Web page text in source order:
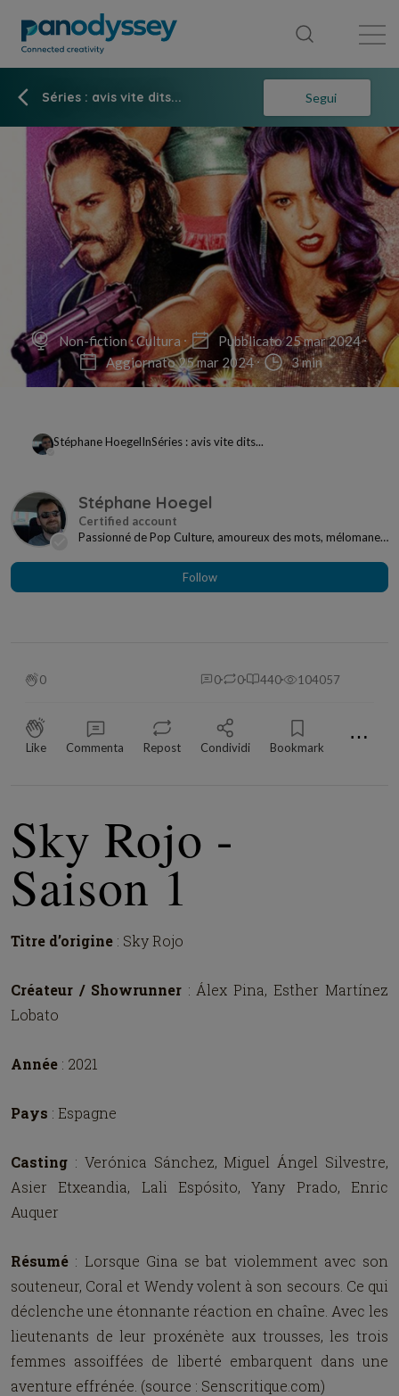
Séries : avis vite dits... Segui
Non-fiction Cultura
Pubblicato 25 mar 2024
Aggiornato 25 mar 2024
3 min
Stéphane HoegelInSéries : avis vite dits...
Stéphane Hoegel
Passionné de Pop Culture, amoureux des mots, mélomane
Follow
0 0 0 440 104057
Like Commenta Repost Condividi Bookmark ⋯
Sky Rojo -
Saison 1
Titre d’origine : Sky Rojo
Créateur / Showrunner: Álex Pina, Esther Martínez
Lobato
Année : 2021
Pays : Espagne
Casting : Verónica Sánchez, Miguel Ángel Silvestre,
Asier Etxeandia, Lali Espósito, Yany Prado, Enric
Auquer
Résumé : Lorsque Gina se bat violemment avec son
souteneur, Coral et Wendy volent à son secours. Ce qui
déclenche une étonnante réaction en chaîne. Avec les
lieutenants de leur proxénète aux trousses, les trois
femmes assoiffées de liberté embarquent dans une
aventure effrénée. (source : Senscritique.com)